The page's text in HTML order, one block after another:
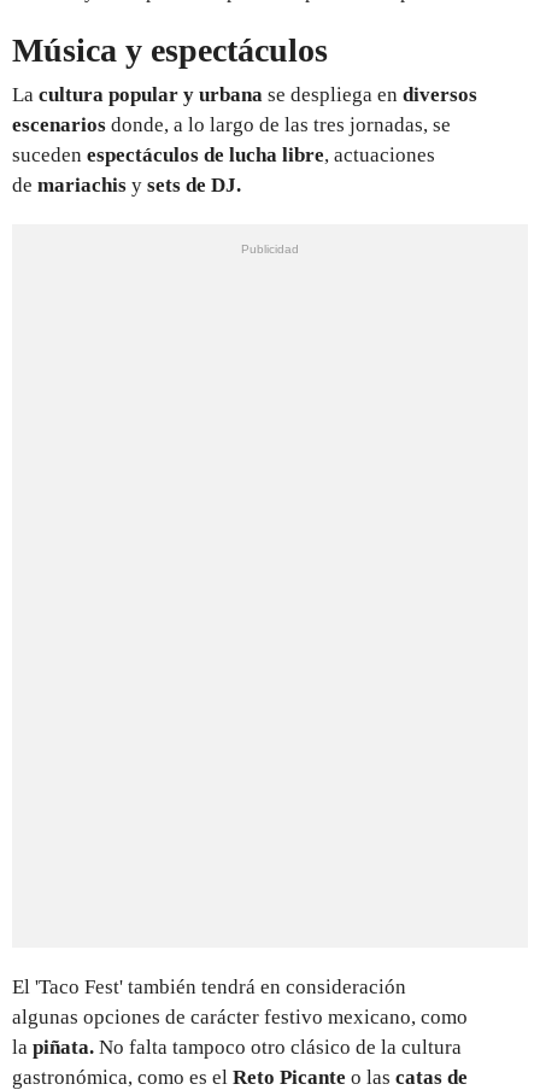
Música y espectáculos
La cultura popular y urbana se despliega en diversos
escenarios donde, a lo largo de las tres jornadas, se
suceden espectáculos de lucha libre, actuaciones
de mariachis y sets de DJ.
El 'Taco Fest' también tendrá en consideración
algunas opciones de carácter festivo mexicano, como
la piñata. No falta tampoco otro clásico de la cultura
gastronómica, como es el Reto Picante o las catas de